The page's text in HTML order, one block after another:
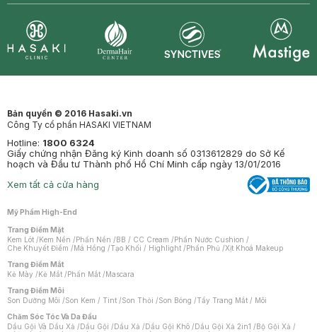
Bản quyền © 2016 Hasaki.vn
Công Ty cổ phần HASAKI VIETNAM
Hotline: 1800 6324
Giấy chứng nhận Đăng ký Kinh doanh số 0313612829 do Sở Kế
hoạch và Đầu tư Thành phố Hồ Chí Minh cấp ngày 13/01/2016
Xem tất cả cửa hàng
Mỹ Phẩm High-End
Trang Điểm Mặt
Kem Lót /Kem Nền /Phấn Nền /BB / CC Cream /Phấn Nước Cushion /
Che Khuyết Điểm /Má Hồng /Tạo Khối / Highlight /Phấn Phủ /Xịt Khoá Makeup
Trang Điểm Mắt
Kẻ Mày /Kẻ Mắt /Phấn Mắt /Mascara
Trang Điểm Môi
Son Dưỡng Môi /Son Kem / Tint /Son Thỏi /Son Bóng /Tẩy Trang Mắt / Môi
Chăm Sóc Tóc Và Da Đầu
Dầu Gội Và Dầu Xả /Dầu Gội /Dầu Xả /Dầu Gội Khô /Dầu Gội Xả 2in1 /Bộ Gội Xả /